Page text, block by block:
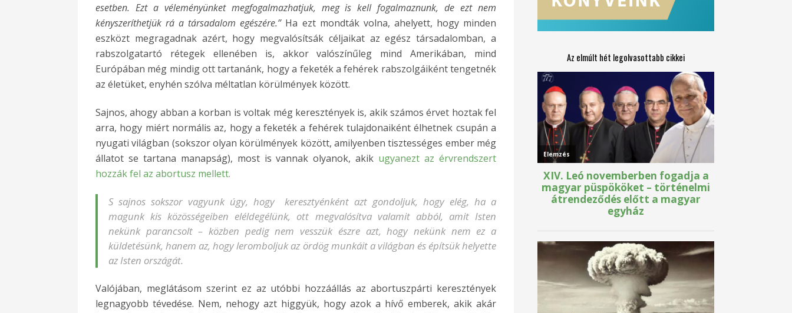
esetben. Ezt a véleményünket megfogalmazhatjuk, meg is kell fogalmaznunk, de ezt nem
kényszeríthetjük rá a társadalom egészére.”Ha ezt mondták volna, ahelyett, hogy minden
eszközt megragadnak azért, hogy megvalósítsák céljaikat az egész társadalomban, a
rabszolgatartó rétegek ellenében is, akkor valószínűleg mind Amerikában, mind
Európában még mindig ott tartanánk, hogy a feketék a fehérek rabszolgáiként tengetnék
az életüket, enyhén szólva méltatlan körülmények között.
Sajnos, ahogy abban a korban is voltak még keresztények is, akik számos érvet hoztak fel
arra, hogy miért normális az, hogy a feketék a fehérek tulajdonaiként élhetnek csupán a
nyugati világban (sokszor olyan körülmények között, amilyenben tisztességes ember még
állatot se tartana manapság), most is vannak olyanok, akik ugyanezt az érvrendszert
hozzák fel az abortusz mellett.
S sajnos sokszor vagyunk úgy, hogy keresztyénként azt gondoljuk, hogy elég, ha a
magunk kis közösségeiben eléldegélünk, ott megvalósítva valamit abból, amit Isten
nekünk parancsolt – közben pedig nem vesszük észre azt, hogy nekünk nem ez a
küldetésünk, hanem az, hogy leromboljuk az ördög munkáit a világban és építsük helyette
az Isten országát.
Valójában, meglátásom szerint ez az utóbbi hozzáállás az abortuszpárti keresztények
legnagyobb tévedése. Nem, nehogy azt higgyük, hogy azok a hívő emberek, akik akár
Az elmúlt hét legolvasottabb cikkei